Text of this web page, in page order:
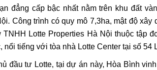
đẳng cấp bậc nhất nằm trên khu đất
Công trình có quy mô 7,3ha, mật độ
Lotte Properties Hà Nội thuộc tập
nổi tiếng với tòa nhà Lotte Center tại số 54
đầu tư Lotte, tại dự án này, Hòa Bình